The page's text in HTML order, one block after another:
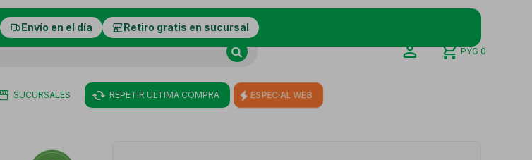
Envío en el día Retiro gratis en sucursal
SUCURSALES REPETIR ÚLTIMA COMPRA ESPECIAL WEB
PYG 0